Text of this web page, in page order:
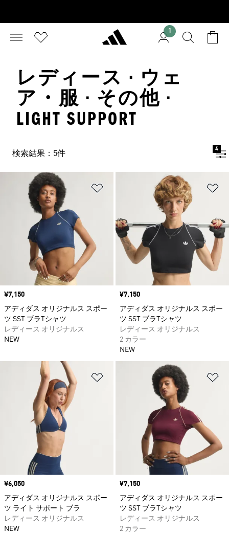
1
レディース · ウェ
ア・服 · その他 ·
LIGHT SUPPORT
検索結果：5件
4
ほしいものリストに追加
価格
¥7,150
アディダス オリジナルス スポー
ツ SST ブラTシャツ
レディース オリジナルス
NEW
価格
¥7,150
アディダス オリジナルス スポー
ツ SST ブラTシャツ
レディース オリジナルス
2 カラー
NEW
ほしいものリストに追加
価格
¥6,050
アディダス オリジナルス スポー
ツ ライト サポート ブラ
レディース オリジナルス
NEW
価格
¥7,150
アディダス オリジナルス スポー
ツ SST ブラTシャツ
レディース オリジナルス
2 カラー